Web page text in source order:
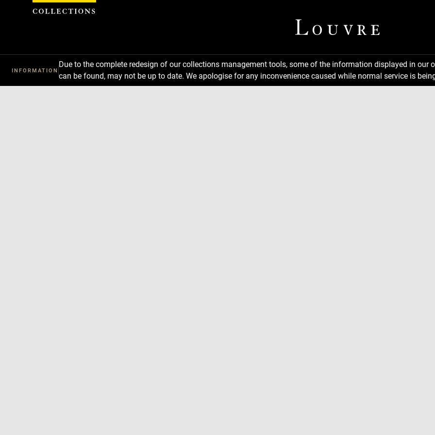
INFORMATION
Due to the complete redesign of our collections management tools, some of the information displayed in
can be found, may not be up to date. We apologise for any inconvenience caused while normal service is
Cookies management panel